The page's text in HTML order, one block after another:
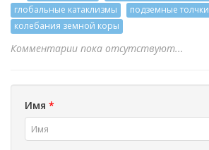
глобальные катаклизмы
подземные толчки
колебания земной коры
Комментарии пока отсутствуют...
Имя *